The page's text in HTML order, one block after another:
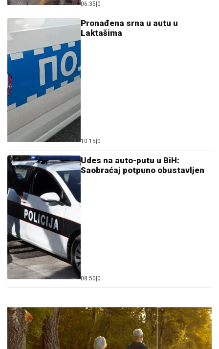
06:35 0
Pronađena srna u autu u
Laktašima
10:15 0
Udes na auto-putu u BiH:
Saobraćaj potpuno obustavljen
08:50 0